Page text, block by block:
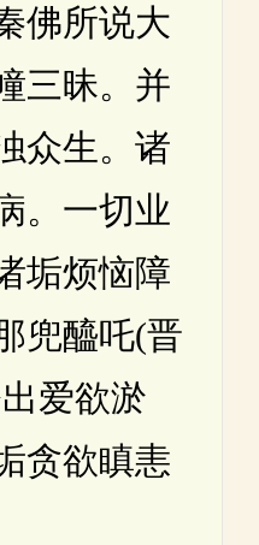
所说大
三昧。并
众生。诸
。一切业
垢烦恼障
兜醯吒(晋
爱欲淤
贪欲瞋恚